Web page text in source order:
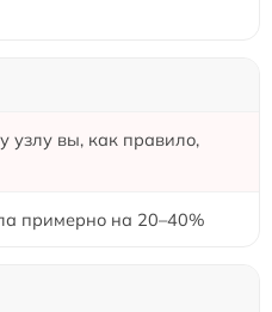
узлу вы, как правило,
примерно на 20–40%